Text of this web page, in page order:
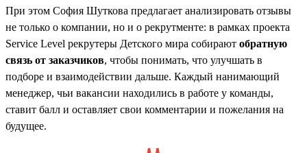
При этом София Шуткова предлагает анализировать отзывы
не только о компании, но и о рекрутменте: в рамках проекта
Service Level рекрутеры Детского мира собирают обратную
связь от заказчиков, чтобы понимать, что улучшать в
подборе и взаимодействии дальше. Каждый нанимающий
менеджер, чьи вакансии находились в работе у команды,
ставит балл и оставляет свои комментарии и пожелания на
будущее.